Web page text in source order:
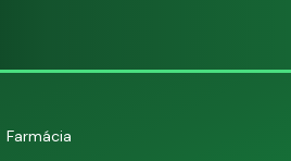
Farmácia